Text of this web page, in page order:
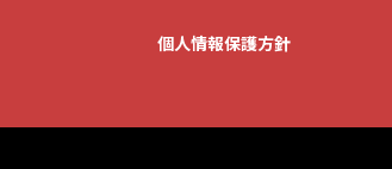
個人情報保護方針